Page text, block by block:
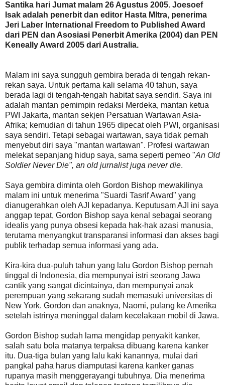
Santika hari Jumat malam 26 Agustus 2005. Joesoef
Isak adalah penerbit dan editor Hasta MItra, penerima
Jeri Laber International Freedom to Published Award
dari PEN dan Asosiasi Penerbit Amerika (2004) dan PEN
Keneally Award 2005 dari Australia.
Malam ini saya sungguh gembira berada di tengah rekan-
rekan saya. Untuk pertama kali selama 40 tahun, saya
berada lagi di tengah-tengah habitat saya sendiri. Saya ini
adalah mantan pemimpin redaksi Merdeka, mantan ketua
PWI Jakarta, mantan sekjen Persatuan Wartawan Asia-
Afrika; kemudian di tahun 1965 dipecat oleh PWI, organisasi
saya sendiri. Tetapi sebagai wartawan, saya tidak pernah
menyebut diri saya "mantan wartawan". Profesi wartawan
melekat sepanjang hidup saya, sama seperti pemeo "An Old
Soldier Never Die", an old jurnalist juga never die.
Saya gembira diminta oleh Gordon Bishop mewakilinya
malam ini untuk menerima "Suardi Tasrif Award" yang
dianugerahkan oleh AJI kepadanya. Keputusam AJI ini saya
anggap tepat, Gordon Bishop saya kenal sebagai seorang
idealis yang punya obsesi kepada hak-hak azasi manusia,
terutama menyangkut transparansi informasi dan akses bagi
publik terhadap semua informasi yang ada.
Kira-kira dua-puluh tahun yang lalu Gordon Bishop pernah
tinggal di Indonesia, dia mempunyai istri seorang Jawa
cantik yang sangat dicintainya, dan mempunyai anak
perempuan yang sekarang sudah memasuki universitas di
New York. Gordon dan anaknya, Naomi, pulang ke Amerika
setelah istrinya meninggal dalam kecelakaan mobil di Jawa.
Gordon Bishop sudah lama mengidap penyakit kanker,
salah satu bola matanya terpaksa dibuang karena kanker
itu. Dua-tiga bulan yang lalu kaki kanannya, mulai dari
pangkal paha harus diamputasi karena kanker ganas
rupanya masih menggerayangi tubuhnya. Dia menerima